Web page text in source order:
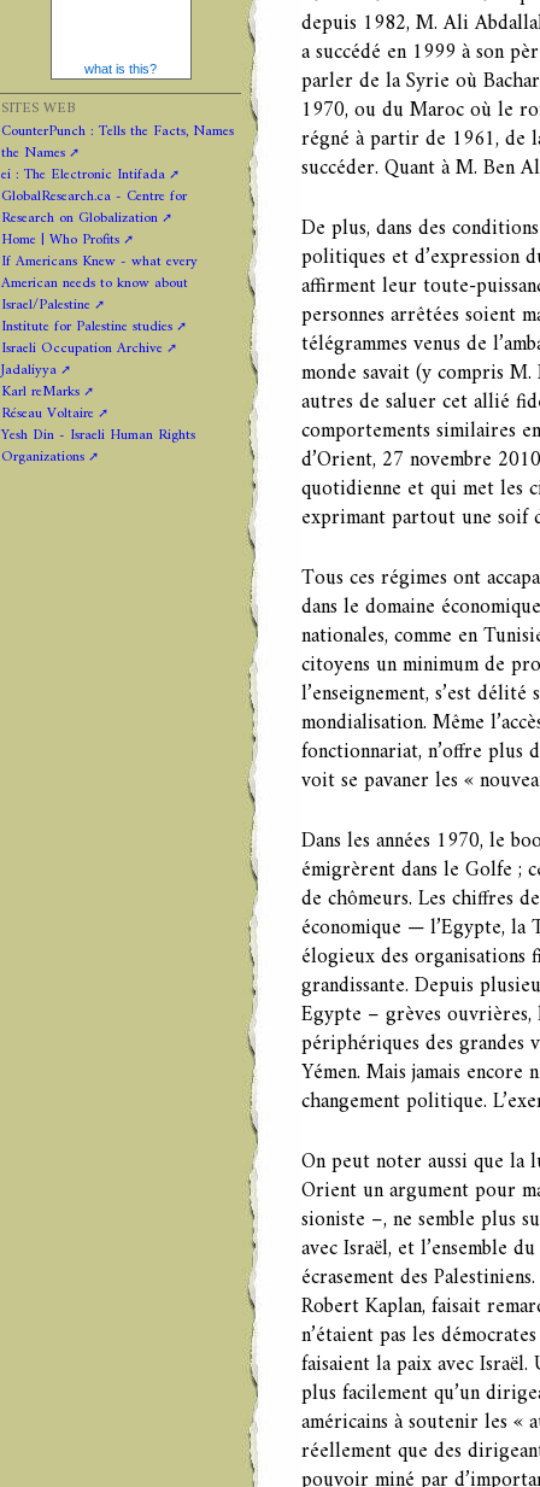
depuis 1982, M. Ali
a succédé en 1999 à son
parler de la Syrie où
1970, ou du Maroc où le
régné à partir de 1961, de
succéder. Quant à M. Ben
De plus, dans des
politiques et d’expression
affirment leur toute-
personnes arrêtées soient
télégrammes venus de
monde savait (y compris
autres de saluer cet allié
comportements similaires
d’Orient, 27 novembre
quotidienne et qui met les
exprimant partout une soif
Tous ces régimes ont
dans le domaine
nationales, comme en
citoyens un minimum de
l’enseignement, s’est
mondialisation. Même
fonctionnariat, n’offre plus
voit se pavaner les «
Dans les années 1970, le
émigrèrent dans le Golfe ;
de chômeurs. Les chiffres
économique — l’Egypte, la
élogieux des organisations
grandissante. Depuis
Egypte – grèves ouvrières,
périphériques des grandes
Yémen. Mais jamais
changement politique.
On peut noter aussi que la
Orient un argument pour
sioniste –, ne semble plus
avec Israël, et l’ensemble
écrasement des
Robert Kaplan, faisait
n’étaient pas les
faisaient la paix avec
plus facilement qu’un
américains à soutenir les «
réellement que des
what is this?
SITES WEB
CounterPunch : Tells the Facts, Names
the Names
ei : The Electronic Intifada
GlobalResearch.ca - Centre for
Research on Globalization
Home | Who Profits
If Americans Knew - what every
American needs to know about
Israel/Palestine
Institute for Palestine studies
Israeli Occupation Archive
Jadaliyya
Karl reMarks
Réseau Voltaire
Yesh Din - Israeli Human Rights
Organizations